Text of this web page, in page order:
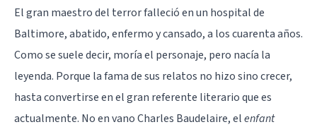
El gran maestro del terror falleció en un hospital de
Baltimore, abatido, enfermo y cansado, a los cuarenta años.
Como se suele decir, moría el personaje, pero nacía la
leyenda. Porque la fama de sus relatos no hizo sino crecer,
hasta convertirse en el gran referente literario que es
actualmente. No en vano Charles Baudelaire, elenfant